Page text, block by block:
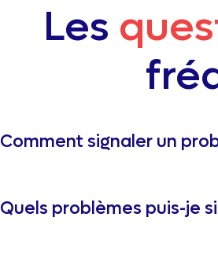
Les
Comment signaler un
Quels problèmes puis-je